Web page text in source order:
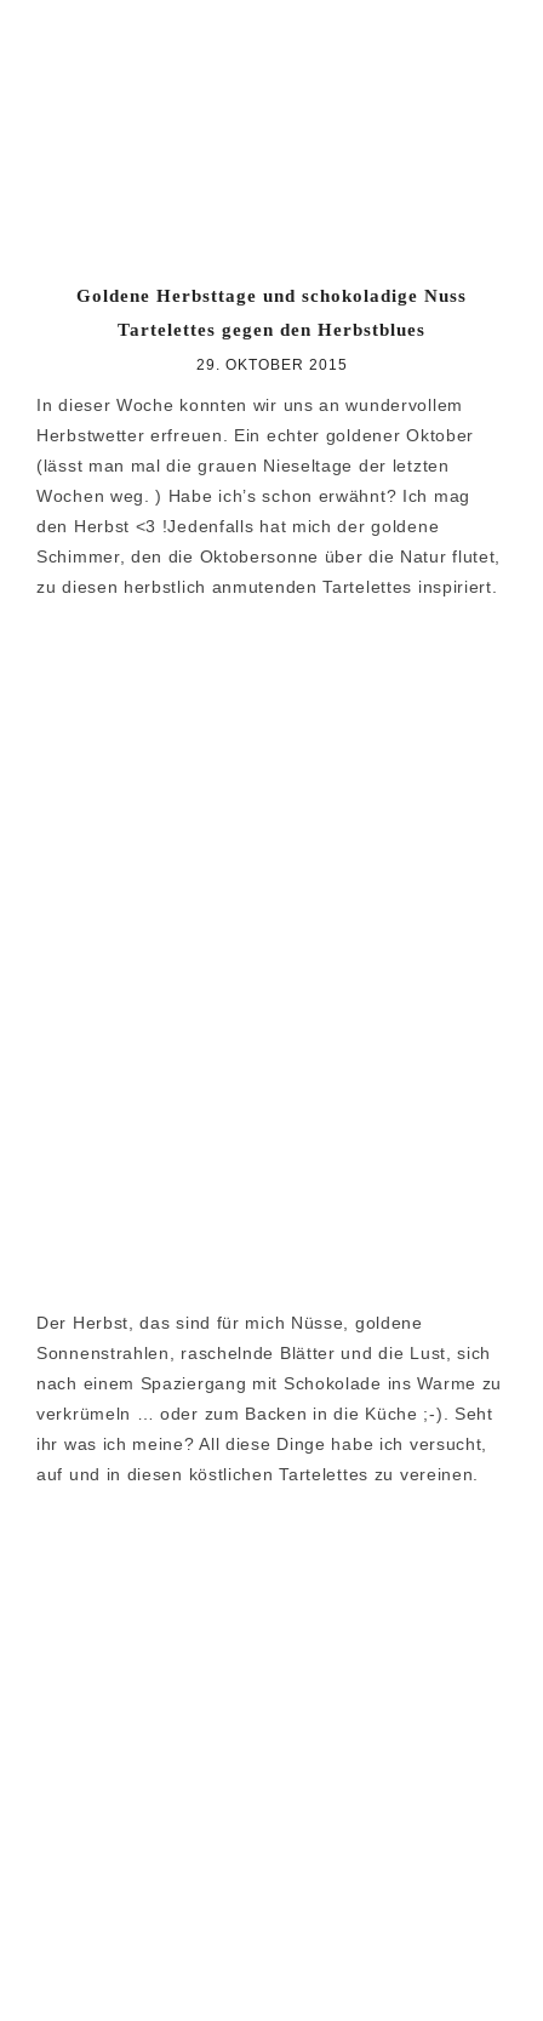
Goldene Herbsttage und schokoladige Nuss
Tartelettes gegen den Herbstblues
29. OKTOBER 2015
In dieser Woche konnten wir uns an wundervollem
Herbstwetter erfreuen. Ein echter goldener Oktober
(lässt man mal die grauen Nieseltage der letzten
Wochen weg. ) Habe ich’s schon erwähnt? Ich mag
den Herbst <3 !Jedenfalls hat mich der goldene
Schimmer, den die Oktobersonne über die Natur flutet,
zu diesen herbstlich anmutenden Tartelettes inspiriert.
Der Herbst, das sind für mich Nüsse, goldene
Sonnenstrahlen, raschelnde Blätter und die Lust, sich
nach einem Spaziergang mit Schokolade ins Warme zu
verkrümeln … oder zum Backen in die Küche ;-). Seht
ihr was ich meine? All diese Dinge habe ich versucht,
auf und in diesen köstlichen Tartelettes zu vereinen.